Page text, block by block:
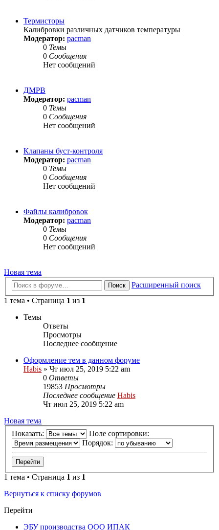
Термисторы
Калибровки различных датчиков температуры
Модератор: pacman
0 Темы
0 Сообщения
Нет сообщений
ДМРВ
Модератор: pacman
0 Темы
0 Сообщения
Нет сообщений
Клапаны буст-контроля
Модератор: pacman
0 Темы
0 Сообщения
Нет сообщений
Файлы калибровок
Модератор: pacman
0 Темы
0 Сообщения
Нет сообщений
Новая тема
Поиск
Расширенный поиск
1 тема • Страница 1 из 1
Темы
Ответы
Просмотры
Последнее сообщение
Оформление тем в данном форуме
Habis » Чт июл 25, 2019 5:22 am
0 Ответы
19853 Просмотры
Последнее сообщение Habis
Чт июл 25, 2019 5:22 am
Новая тема
Показать:
Поле сортировки:
Порядок:
1 тема • Страница 1 из 1
Вернуться к списку форумов
Перейти
ЭБУ производства ООО ИПАК